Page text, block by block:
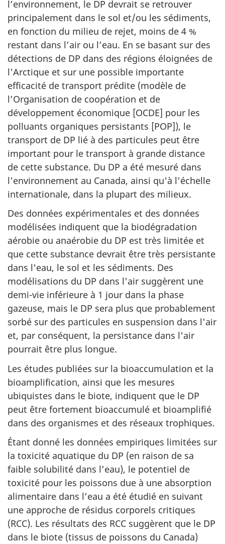
l’environnement, le DP devrait se retrouver
principalement dans le sol et/ou les sédiments,
en fonction du milieu de rejet, moins de 4 %
restant dans l’air ou l’eau. En se basant sur des
détections de DP dans des régions éloignées de
l'Arctique et sur une possible importante
efficacité de transport prédite (modèle de
l’Organisation de coopération et de
développement économique [OCDE] pour les
polluants organiques persistants [POP]), le
transport de DP lié à des particules peut être
important pour le transport à grande distance
de cette substance. Du DP a été mesuré dans
l'environnement au Canada, ainsi qu'à l'échelle
internationale, dans la plupart des milieux.
Des données expérimentales et des données
modélisées indiquent que la biodégradation
aérobie ou anaérobie du DP est très limitée et
que cette substance devrait être très persistante
dans l'eau, le sol et les sédiments. Des
modélisations du DP dans l'air suggèrent une
demi-vie inférieure à 1 jour dans la phase
gazeuse, mais le DP sera plus que probablement
sorbé sur des particules en suspension dans l'air
et, par conséquent, la persistance dans l'air
pourrait être plus longue.
Les études publiées sur la bioaccumulation et la
bioamplification, ainsi que les mesures
ubiquistes dans le biote, indiquent que le DP
peut être fortement bioaccumulé et bioamplifié
dans des organismes et des réseaux trophiques.
Étant donné les données empiriques limitées sur
la toxicité aquatique du DP (en raison de sa
faible solubilité dans l’eau), le potentiel de
toxicité pour les poissons due à une absorption
alimentaire dans l’eau a été étudié en suivant
une approche de résidus corporels critiques
(RCC). Les résultats des RCC suggèrent que le DP
dans le biote (tissus de poissons du Canada)